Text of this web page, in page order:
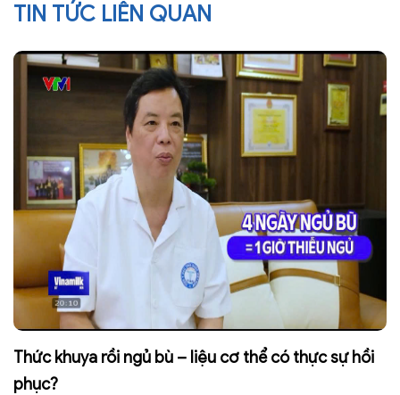
TIN TỨC LIÊN QUAN
Thức khuya rồi ngủ bù – liệu cơ thể có thực sự hồi
phục?